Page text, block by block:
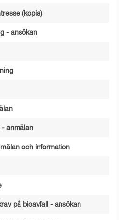
(kopia)
- ansökan
- anmälan
och information
på bioavfall - ansökan